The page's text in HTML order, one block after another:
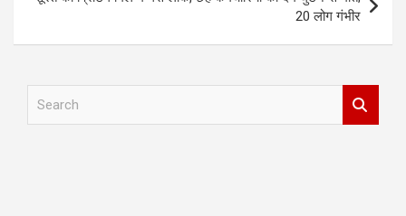
20 लोग गंभीर